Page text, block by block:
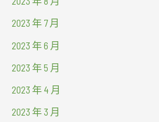
2023 年 7 月
2023 年 6 月
2023 年 5 月
2023 年 4 月
2023 年 3 月